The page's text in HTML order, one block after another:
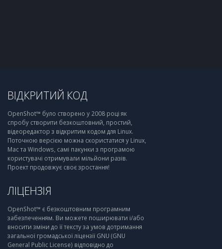
ВІДКРИТИЙ КОД
OpenShot™ було створено у 2008 році як
спробу створити безкоштовний, простий,
відеоредактор з відкритим кодом для Linux.
Поточною версією можна скористатися у Linux,
Mac та Windows, самі пакунки з програмою
користувачі отримували мільйони разів.
Проект продовжує своє зростання!
ЛІЦЕНЗІЯ
OpenShot™ є безкоштовним програмним
забезпеченням. Ви можете поширювати і/або
вносити зміни до її тексту за умов дотримання
загальної громадської ліцензії GNU (GNU
General Public License) відповідно до